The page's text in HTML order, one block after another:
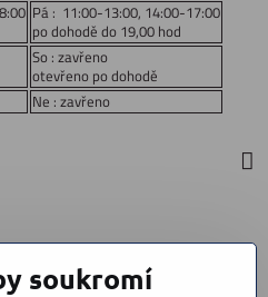
Pá : 11:00-13:00, 14:00-17:00
po dohodě do 19,00 hod
So : zavřeno
otevřeno po dohodě
Ne : zavřeno
soukromí